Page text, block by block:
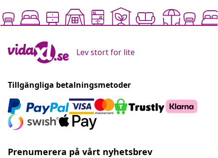
Lev stort for lite
Tillgängliga betalningsmetoder
Prenumerera på vårt nyhetsbrev